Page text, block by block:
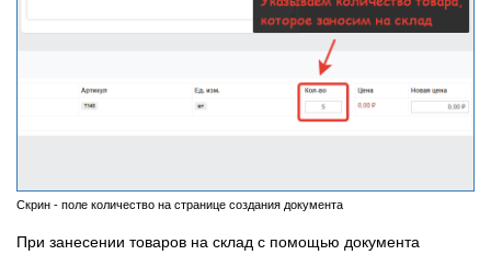
Скрин - поле количество на странице создания документа
При занесении товаров на склад с помощью документа